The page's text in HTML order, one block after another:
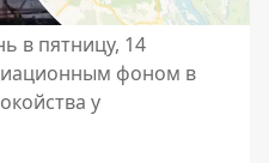
в пятницу, 14
фоном в
у